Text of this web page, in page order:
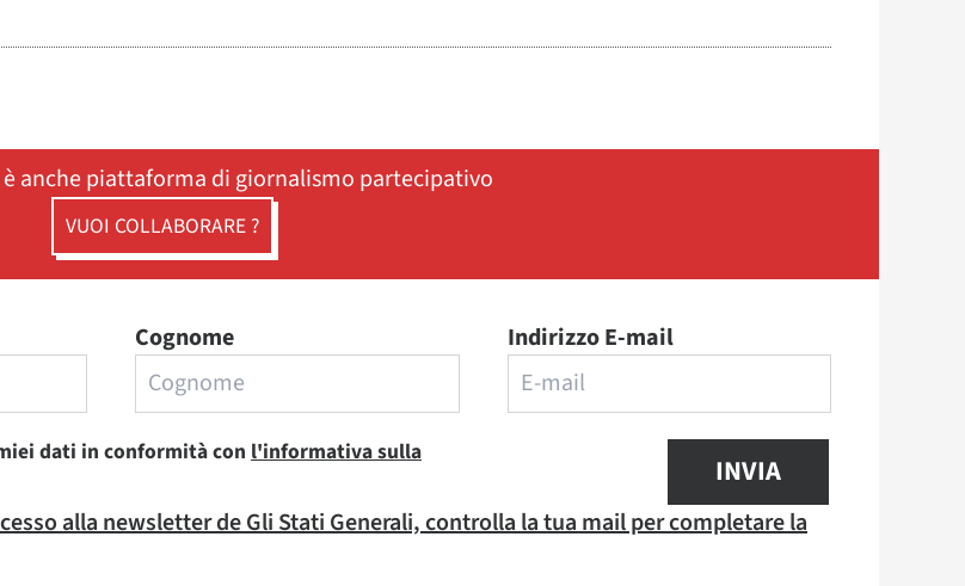
è anche piattaforma di giornalismo partecipativo
VUOI COLLABORARE ?
Cognome Indirizzo E-mail
dati in conformità conl'informativa sulla
INVIA
alla newsletter de Gli Stati Generali, controlla la tua mail per completare la